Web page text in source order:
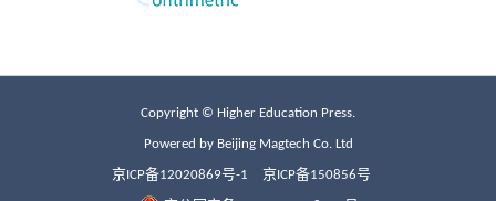
Copyright © Higher Education Press.
Powered by Beijing Magtech Co. Ltd
京ICP备12020869号-1 京ICP备150856号